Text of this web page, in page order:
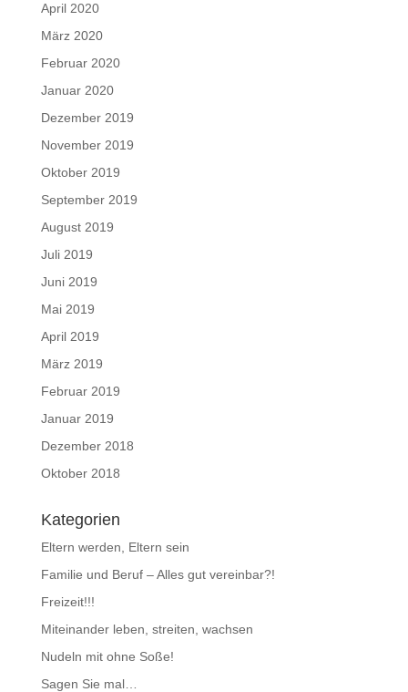
April 2020
März 2020
Februar 2020
Januar 2020
Dezember 2019
November 2019
Oktober 2019
September 2019
August 2019
Juli 2019
Juni 2019
Mai 2019
April 2019
März 2019
Februar 2019
Januar 2019
Dezember 2018
Oktober 2018
Kategorien
Eltern werden, Eltern sein
Familie und Beruf – Alles gut vereinbar?!
Freizeit!!!
Miteinander leben, streiten, wachsen
Nudeln mit ohne Soße!
Sagen Sie mal…